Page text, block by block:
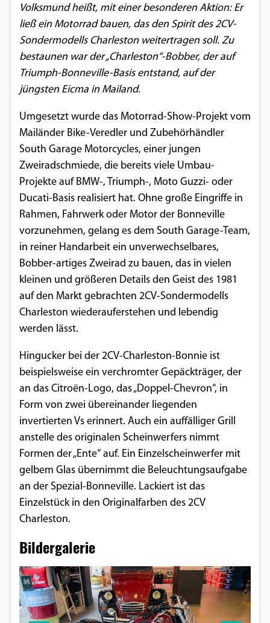
Volksmund heißt, mit einer besonderen Aktion: Er
ließ ein Motorrad bauen, das den Spirit des 2CV-
Sondermodells Charleston weitertragen soll. Zu
bestaunen war der „Charleston“-Bobber, der auf
Triumph-Bonneville-Basis entstand, auf der
jüngsten Eicma in Mailand.
Umgesetzt wurde das Motorrad-Show-Projekt vom
Mailänder Bike-Veredler und Zubehörhändler
South Garage Motorcycles, einer jungen
Zweiradschmiede, die bereits viele Umbau-
Projekte auf BMW-, Triumph-, Moto Guzzi- oder
Ducati-Basis realisiert hat. Ohne große Eingriffe in
Rahmen, Fahrwerk oder Motor der Bonneville
vorzunehmen, gelang es dem South Garage-Team,
in reiner Handarbeit ein unverwechselbares,
Bobber-artiges Zweirad zu bauen, das in vielen
kleinen und größeren Details den Geist des 1981
auf den Markt gebrachten 2CV-Sondermodells
Charleston wiederauferstehen und lebendig
werden lässt.
Hingucker bei der 2CV-Charleston-Bonnie ist
beispielsweise ein verchromter Gepäckträger, der
an das Citroën-Logo, das „Doppel-Chevron“, in
Form von zwei übereinander liegenden
invertierten Vs erinnert. Auch ein auffälliger Grill
anstelle des originalen Scheinwerfers nimmt
Formen der „Ente“ auf. Ein Einzelscheinwerfer mit
gelbem Glas übernimmt die Beleuchtungsaufgabe
an der Spezial-Bonneville. Lackiert ist das
Einzelstück in den Originalfarben des 2CV
Charleston.
Bildergalerie
erforderlich.
Einverständnis-Cookie
Name:
cookie_consent
Dieser Cookie speichert die ausgewählten
Einverständnis-Optionen des Benutzers
Cookie Laufzeit:
1 Jahr
EXTERNE MEDIEN
Um Inhalte von Videoplattformen und
Social Media Plattformen anzeigen zu
können, werden von diesen externen
Medien Cookies gesetzt.
YouTube
Vimeo
Anbieter:
Google